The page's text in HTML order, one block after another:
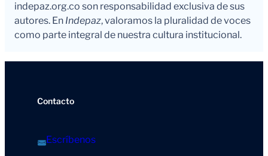
indepaz.org.co son responsabilidad exclusiva de sus
autores. En Indepaz, valoramos la pluralidad de voces
como parte integral de nuestra cultura institucional.
Contacto
Escríbenos